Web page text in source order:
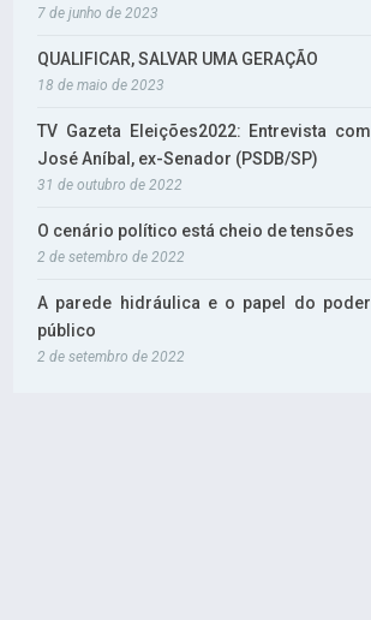
7 de junho de 2023
QUALIFICAR, SALVAR UMA GERAÇÃO
18 de maio de 2023
TV Gazeta Eleições2022: Entrevista com
José Aníbal, ex-Senador (PSDB/SP)
31 de outubro de 2022
O cenário político está cheio de tensões
2 de setembro de 2022
A parede hidráulica e o papel do poder
público
2 de setembro de 2022